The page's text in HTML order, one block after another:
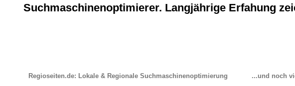
Suchmaschinenoptimierer. Langjährige Erfahung
Regioseiten.de: Lokale & Regionale Suchmaschinenoptimierung ...und noch